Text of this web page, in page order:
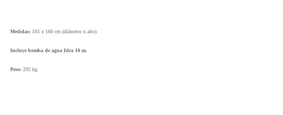
Medidas: 105 x 160 cm (diámetro x alto).
Incluye bomba de agua Idra 10 m.
Peso: 292 kg.